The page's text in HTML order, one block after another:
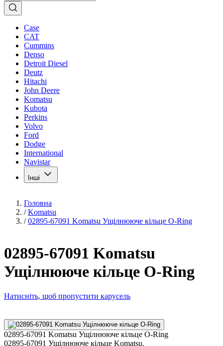
Case
CAT
Cummins
Denso
Detroit Diesel
Deutz
Hitachi
John Deere
Komatsu
Kubota
Perkins
Volvo
Ford
Dodge
International
Navistar
Інші
Головна
/ Komatsu
/ 02895-67091 Komatsu Ущілнююче кільце O-Ring
02895-67091 Komatsu
Ущілнююче кільце O-Ring
Натисніть, щоб пропустити карусель
02895-67091 Komatsu Ущілнююче кільце O-Ring
02895-67091 Ущілнююче кільце Komatsu.